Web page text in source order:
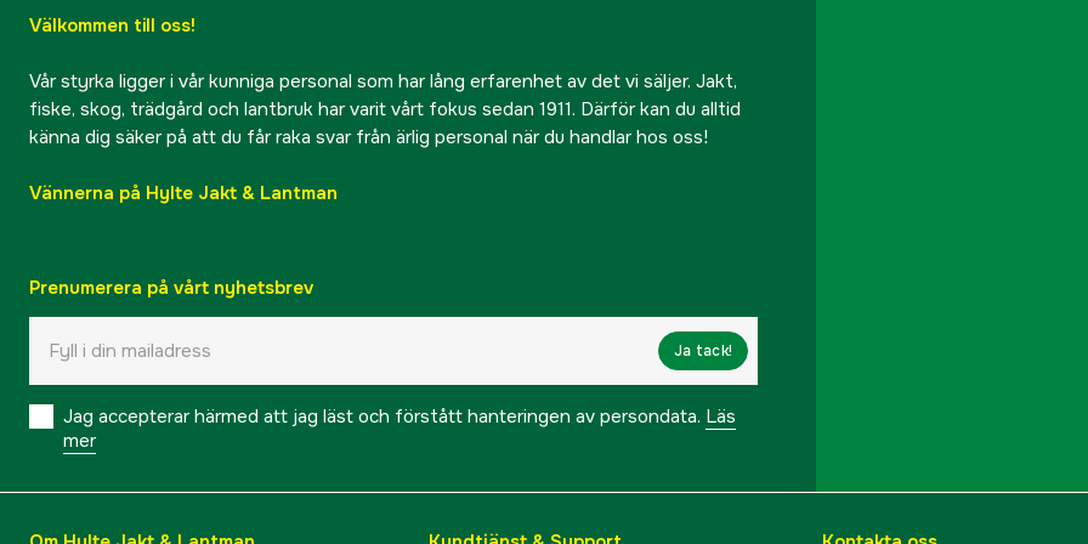
Välkommen till oss!
Vår styrka ligger i vår kunniga personal som har lång erfarenhet av det vi säljer. Jakt,
fiske, skog, trädgård och lantbruk har varit vårt fokus sedan 1911. Därför kan du alltid
känna dig säker på att du får raka svar från ärlig personal när du handlar hos oss!
Vännerna på Hylte Jakt & Lantman
Prenumerera på vårt nyhetsbrev
Ja tack!
Jag accepterar härmed att jag läst och förstått hanteringen av persondata. Läs
mer